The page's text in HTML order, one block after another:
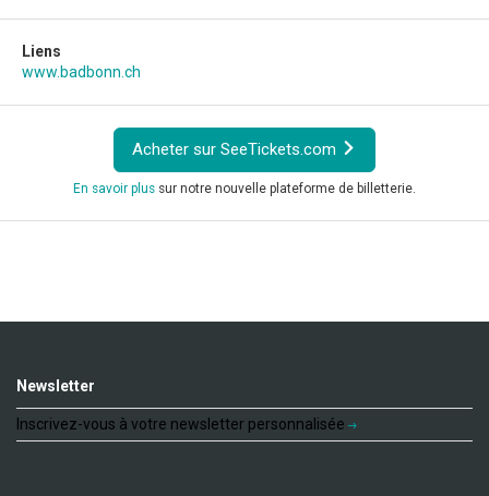
Liens
www.badbonn.ch
Acheter sur SeeTickets.com
En savoir plus sur notre nouvelle plateforme de billetterie.
Newsletter
Inscrivez-vous à votre newsletter personnalisée